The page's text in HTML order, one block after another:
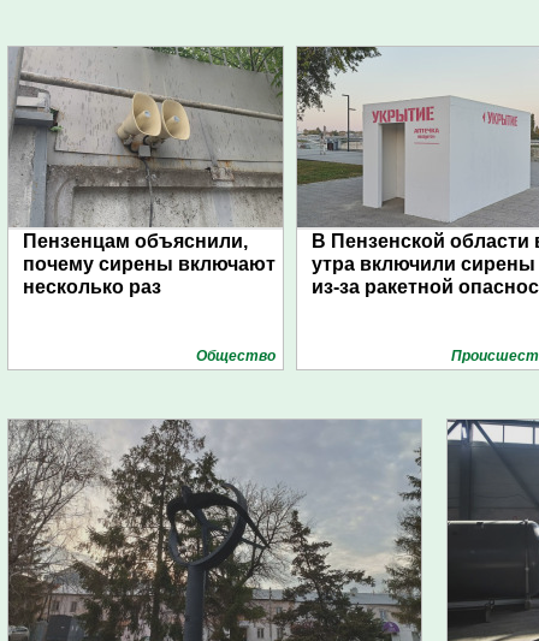
Пензенцам объяснили,
почему сирены включают
несколько раз
Общество
В Пензенской области
утра включили сирены
из-за ракетной